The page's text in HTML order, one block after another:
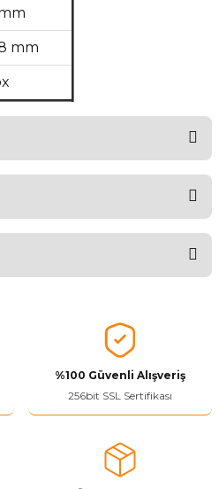
mm
ederiz.
görüntülenemiyor.
pahalı.
%100 Güvenli Alışveriş
256bit SSL Sertifikası